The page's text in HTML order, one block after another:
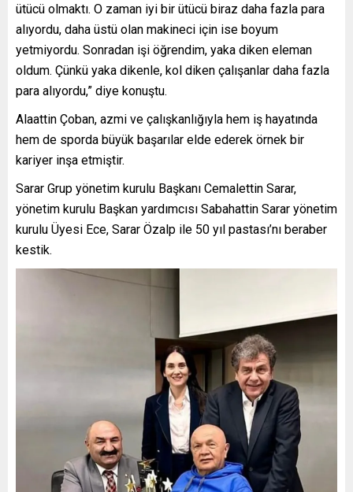
ütücü olmaktı. O zaman iyi bir ütücü biraz daha fazla para
alıyordu, daha üstü olan makineci için ise boyum
yetmiyordu. Sonradan işi öğrendim, yaka diken eleman
oldum. Çünkü yaka dikenle, kol diken çalışanlar daha fazla
para alıyordu,” diye konuştu.
Alaattin Çoban, azmi ve çalışkanlığıyla hem iş hayatında
hem de sporda büyük başarılar elde ederek örnek bir
kariyer inşa etmiştir.
Sarar Grup yönetim kurulu Başkanı Cemalettin Sarar,
yönetim kurulu Başkan yardımcısı Sabahattin Sarar yönetim
kurulu Üyesi Ece, Sarar Özalp ile 50 yıl pastası’nı beraber
kestik.